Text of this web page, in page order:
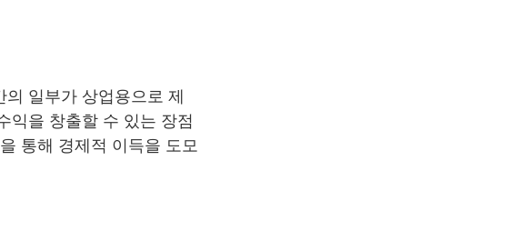
일부가 상업용으로 제
익을 창출할 수 있는 장점
통해 경제적 이득을 도모